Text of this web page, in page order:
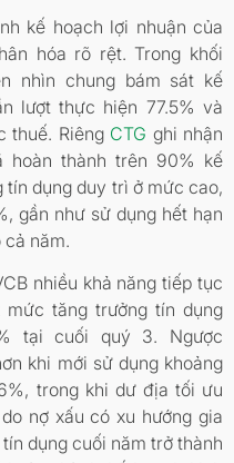
kế hoạch lợi nhuận của
hóa rõ rệt. Trong khối
nhìn chung bám sát kế
lượt thực hiện 77.5% và
thuế. Riêng CTG ghi nhận
thành trên 90% kế
tín dụng duy trì ở mức cao,
gần như sử dụng hết hạn
năm.
nhiều khả năng tiếp tục
tăng trưởng tín dụng
tại cuối quý 3. Ngược
khi mới sử dụng khoảng
trong khi dư địa tối ưu
nợ xấu có xu hướng gia
dụng cuối năm trở thành